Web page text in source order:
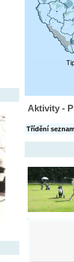
Aktivity -
Třídění